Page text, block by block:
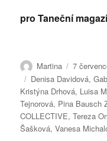
pro Taneční
Autor:
Martina 7
Štítky:
Denisa Davidová,
Kristýna Drhová, Luisa
Tejnorová, Pina Bausch
COLLECTIVE,Tereza
Šašková,Vanesa